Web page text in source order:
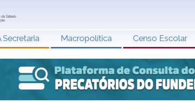
Secretaria Macropolítica Censo Escolar